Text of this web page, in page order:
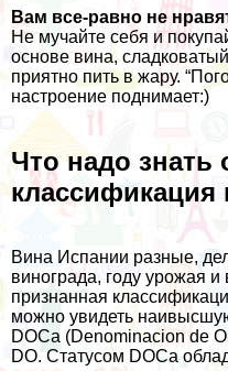
Вам все-равно не
Не мучайте себя и
основе вина,
приятно пить в жару.
настроение поднимает:)
Что надо знать
классификация
Вина Испании разные,
винограда, году урожая
признанная
можно увидеть
DOCa (Denominacion de
DO. Статусом DOCa